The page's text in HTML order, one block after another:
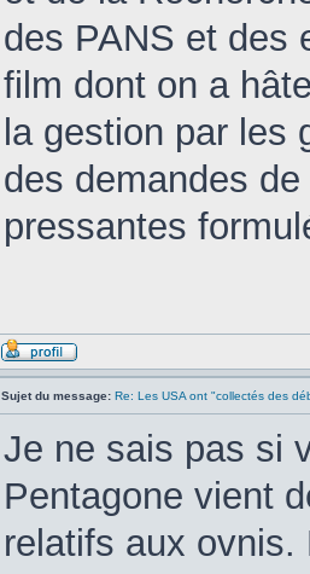
des PANS et des
film dont on a
la gestion par les
des demandes
pressantes
Sujet du message: Re: Les USA ont "collectés des
Je ne sais pas si
Pentagone vient
relatifs aux